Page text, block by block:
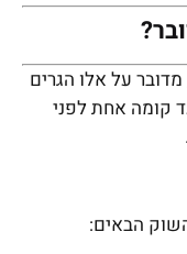
על אלו הגרים
קומה אחת לפני
הבאים: